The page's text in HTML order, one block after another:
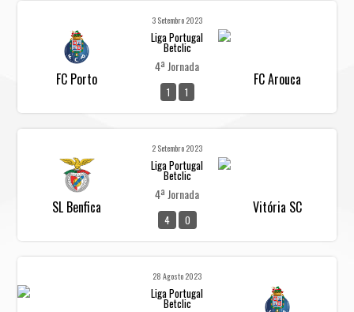
FC Porto
3 Setembro 2023
Liga Portugal
Betclic
4ª Jornada
1 1
FC Arouca
SL Benfica
2 Setembro 2023
Liga Portugal
Betclic
4ª Jornada
4 0
Vitória SC
28 Agosto 2023
Liga Portugal
Betclic